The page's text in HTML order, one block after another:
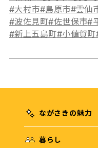
#大村市#島原市#雲仙
#波佐見町#佐世保市#
#新上五島町#小値賀町
ながさきの魅力
暮らし